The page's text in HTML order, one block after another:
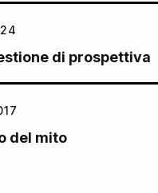
di prospettiva
del mito